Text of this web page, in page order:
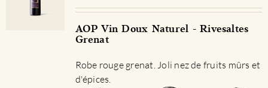
AOP Vin Doux Naturel - Rivesaltes
Grenat
Robe rouge grenat. Joli nez de fruits mûrs et
d'épices.